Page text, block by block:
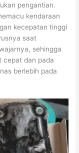
pengantian.
kendaraan
kecepatan tinggi
saat
sehingga
cepat dan pada
berlebih pada